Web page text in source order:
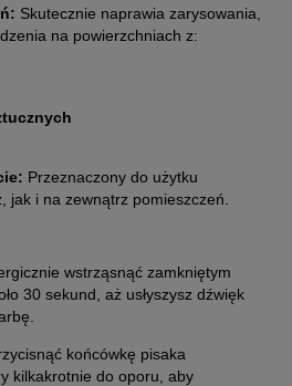
Skutecznie naprawia zarysowania,
na powierzchniach z:
Przeznaczony do użytku
jak i na zewnątrz pomieszczeń.
wstrząsnąć zamkniętym
30 sekund, aż usłyszysz dźwięk
końcówkę pisaka
kilkakrotnie do oporu, aby